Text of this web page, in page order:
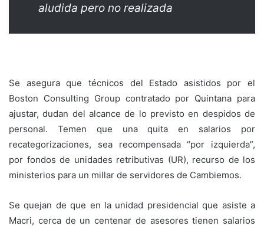
aludida pero no realizada
Se asegura que técnicos del Estado asistidos por el
Boston Consulting Group contratado por Quintana para
ajustar, dudan del alcance de lo previsto en despidos de
personal. Temen que una quita en salarios por
recategorizaciones, sea recompensada “por izquierda”,
por fondos de unidades retributivas (UR), recurso de los
ministerios para un millar de servidores de Cambiemos.
Se quejan de que en la unidad presidencial que asiste a
Macri, cerca de un centenar de asesores tienen salarios